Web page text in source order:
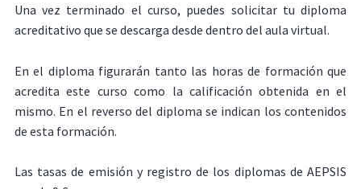
Una vez terminado el curso, puedes solicitar tu diploma
acreditativo que se descarga desde dentro del aula virtual.
En el diploma figurarán tanto las horas de formación que
acredita este curso como la calificación obtenida en el
mismo. En el reverso del diploma se indican los contenidos
de esta formación.
Las tasas de emisión y registro de los diplomas de AEPSIS